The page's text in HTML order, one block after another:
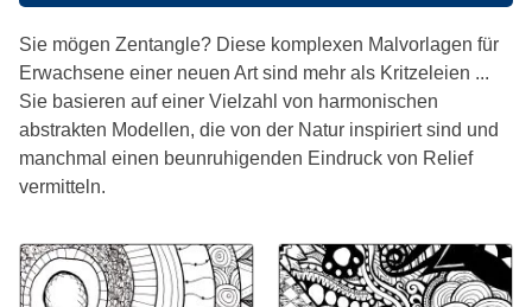
Sie mögen Zentangle? Diese komplexen Malvorlagen für
Erwachsene einer neuen Art sind mehr als Kritzeleien ...
Sie basieren auf einer Vielzahl von harmonischen
abstrakten Modellen, die von der Natur inspiriert sind und
manchmal einen beunruhigenden Eindruck von Relief
vermitteln.